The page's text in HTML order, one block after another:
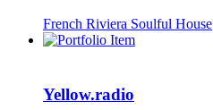
French Riviera Soulful House
Yellow.radio